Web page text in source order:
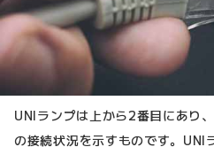
UNIランプは上から2番目にあり
の接続状況を示すものです。UNI